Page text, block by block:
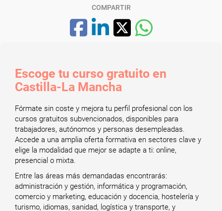
COMPARTIR
Escoge tu curso gratuito en
Castilla-La Mancha
Fórmate sin coste y mejora tu perfil profesional con los
cursos gratuitos subvencionados, disponibles para
trabajadores, autónomos y personas desempleadas.
Accede a una amplia oferta formativa en sectores clave y
elige la modalidad que mejor se adapte a ti: online,
presencial o mixta.
Entre las áreas más demandadas encontrarás:
administración y gestión, informática y programación,
comercio y marketing, educación y docencia, hostelería y
turismo, idiomas, sanidad, logística y transporte, y